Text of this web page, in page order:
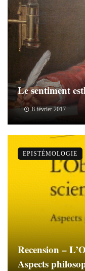
Le sentiment
8 février 2017
Recension –
Aspects
EPISTÉMOLOGIE